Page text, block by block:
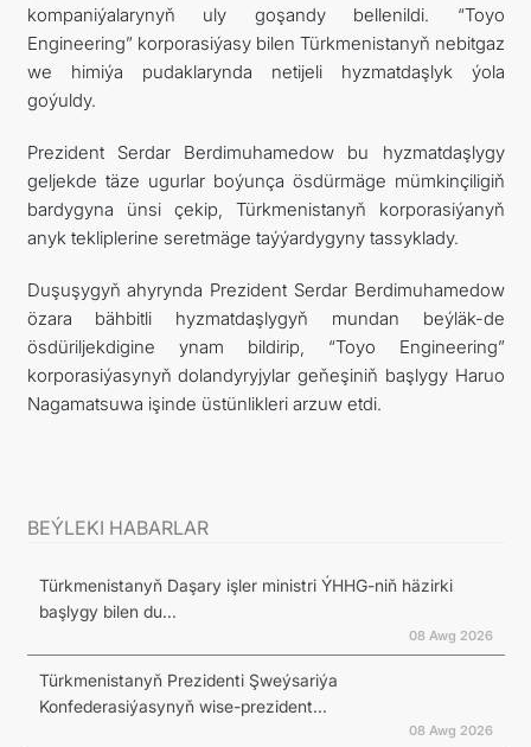
kompaniýalarynyň uly goşandy bellenildi. “Toyo
Engineering” korporasiýasy bilen Türkmenistanyň nebitgaz
we himiýa pudaklarynda netijeli hyzmatdaşlyk ýola
goýuldy.
Prezident Serdar Berdimuhamedow bu hyzmatdaşlygy
geljekde täze ugurlar boýunça ösdürmäge mümkinçiligiň
bardygyna ünsi çekip, Türkmenistanyň korporasiýanyň
anyk tekliplerine seretmäge taýýardygyny tassyklady.
Duşuşygyň ahyrynda Prezident Serdar Berdimuhamedow
özara bähbitli hyzmatdaşlygyň mundan beýläk-de
ösdüriljekdigine ynam bildirip, “Toyo Engineering”
korporasiýasynyň dolandyryjylar geňeşiniň başlygy Haruo
Nagamatsuwa işinde üstünlikleri arzuw etdi.
BEÝLEKI HABARLAR
Türkmenistanyň Daşary işler ministri ÝHHG-niň häzirki
başlygy bilen du...
08 Awg 2026
Türkmenistanyň Prezidenti Şweýsariýa
Konfederasiýasynyň wise-prezident...
08 Awg 2026